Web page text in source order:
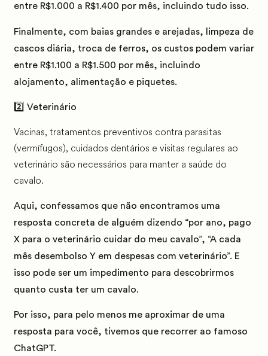
entre R$1.000 a R$1.400 por mês, incluindo tudo isso.
Finalmente, com baias grandes e arejadas, limpeza de
cascos diária, troca de ferros, os custos podem variar
entre R$1.100 a R$1.500 por mês, incluindo
alojamento, alimentação e piquetes.
2️⃣ Veterinário
Vacinas, tratamentos preventivos contra parasitas
(vermífugos), cuidados dentários e visitas regulares ao
veterinário são necessários para manter a saúde do
cavalo.
Aqui, confessamos que não encontramos uma
resposta concreta de alguém dizendo “por ano, pago
X para o veterinário cuidar do meu cavalo”, “A cada
mês desembolso Y em despesas com veterinário”. E
isso pode ser um impedimento para descobrirmos
quanto custa ter um cavalo.
Por isso, para pelo menos me aproximar de uma
resposta para você, tivemos que recorrer ao famoso
ChatGPT.